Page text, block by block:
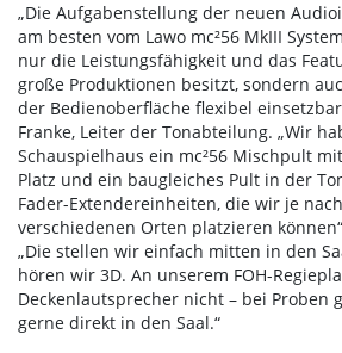
„Die Aufgabenstellung der neuen
am besten vom Lawo mc²56 MkIII
nur die Leistungsfähigkeit und das
große Produktionen besitzt, sondern
der Bedienoberfläche flexibel
Franke, Leiter der Tonabteilung. „Wir
Schauspielhaus ein mc²56 Mischpult
Platz und ein baugleiches Pult in der
Fader-Extendereinheiten, die wir je
verschiedenen Orten platzieren
„Die stellen wir einfach mitten in den
hören wir 3D. An unserem FOH-
Deckenlautsprecher nicht – bei Proben
gerne direkt in den Saal.“